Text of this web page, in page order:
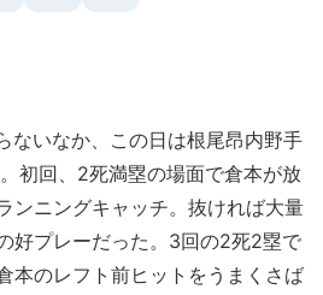
ないなか、この日は根尾昂内野手
初回、2死満塁の場面で倉本が放
ンニングキャッチ。抜ければ大量
好プレーだった。3回の2死2塁で
本のレフト前ヒットをうまくさば